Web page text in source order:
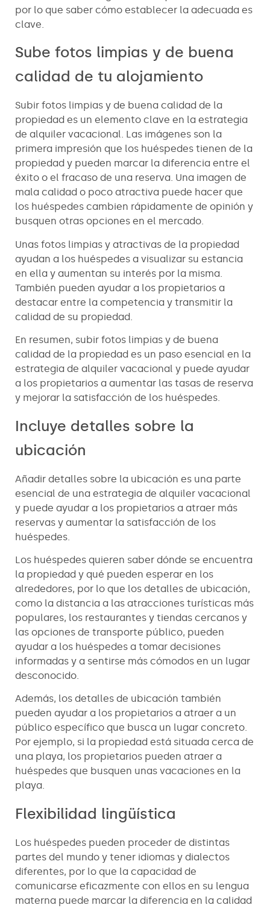
por lo que saber cómo establecer la adecuada es
clave.
Sube fotos limpias y de buena
calidad de tu alojamiento
Subir fotos limpias y de buena calidad de la
propiedad es un elemento clave en la estrategia
de alquiler vacacional. Las imágenes son la
primera impresión que los huéspedes tienen de la
propiedad y pueden marcar la diferencia entre el
éxito o el fracaso de una reserva. Una imagen de
mala calidad o poco atractiva puede hacer que
los huéspedes cambien rápidamente de opinión y
busquen otras opciones en el mercado.
Unas fotos limpias y atractivas de la propiedad
ayudan a los huéspedes a visualizar su estancia
en ella y aumentan su interés por la misma.
También pueden ayudar a los propietarios a
destacar entre la competencia y transmitir la
calidad de su propiedad.
En resumen, subir fotos limpias y de buena
calidad de la propiedad es un paso esencial en la
estrategia de alquiler vacacional y puede ayudar
a los propietarios a aumentar las tasas de reserva
y mejorar la satisfacción de los huéspedes.
Incluye detalles sobre la
ubicación
Añadir detalles sobre la ubicación es una parte
esencial de una estrategia de alquiler vacacional
y puede ayudar a los propietarios a atraer más
reservas y aumentar la satisfacción de los
huéspedes.
Los huéspedes quieren saber dónde se encuentra
la propiedad y qué pueden esperar en los
alrededores, por lo que los detalles de ubicación,
como la distancia a las atracciones turísticas más
populares, los restaurantes y tiendas cercanos y
las opciones de transporte público, pueden
ayudar a los huéspedes a tomar decisiones
informadas y a sentirse más cómodos en un lugar
desconocido.
Además, los detalles de ubicación también
pueden ayudar a los propietarios a atraer a un
público específico que busca un lugar concreto.
Por ejemplo, si la propiedad está situada cerca de
una playa, los propietarios pueden atraer a
huéspedes que busquen unas vacaciones en la
playa.
Flexibilidad lingüística
Los huéspedes pueden proceder de distintas
partes del mundo y tener idiomas y dialectos
diferentes, por lo que la capacidad de
comunicarse eficazmente con ellos en su lengua
materna puede marcar la diferencia en la calidad